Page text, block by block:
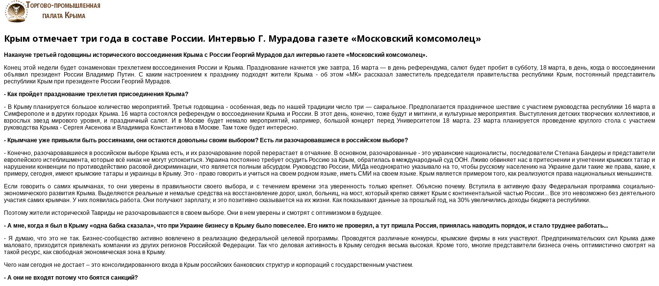
Крым отмечает три года в составе России. Интервью Г. Мурадова газете «Московский комсомолец»
Накануне третьей годовщины исторического воссоединения Крыма с России Георгий Мурадов дал интервью газете «Московский комсомолец».
Конец этой недели будет ознаменован трехлетием воссоединения России и Крыма. Празднование начнется уже завтра, 16 марта — в день референдума, салют будет пробит в субботу, 18 марта, в день, когда о воссоединении
объявил президент России Владимир Путин. С каким настроением к празднику подходят жители Крыма - об этом «МК» рассказал заместитель председателя правительства республики Крым, постоянный представитель
республики Крым при президенте России Георгий Мурадов.
- Как пройдет празднование трехлетия присоединения Крыма?
- В Крыму планируется большое количество мероприятий. Третья годовщина - особенная, ведь по нашей традиции число три — сакральное. Предполагается праздничное шествие с участием руководства республики 16 марта в
Симферополе и в других городах Крыма. 16 марта состоялся референдум о воссоединении Крыма и России. В этот день, конечно, тоже будут и митинги, и культурные мероприятия. Выступления детских творческих коллективов, и
взрослых звезд мирового уровня, и праздничный салют. И в Москве будет немало мероприятий, например, большой концерт перед Университетом 18 марта. 23 марта планируется проведение круглого стола с участием
руководства Крыма - Сергея Аксенова и Владимира Константинова в Москве. Там тоже будет интересно.
- Крымчане уже привыкли быть россиянами, они остаются довольны своим выбором? Есть ли разочаровавшиеся в российском выборе?
- Конечно, разочаровавшиеся в российском выборе Крыма есть, и их разочарование порой перерастает в отчаяние. В основном, разочарованные - это украинские националисты, последователи Степана Бандеры и представители
европейского истеблишмента, которые всё никак не могут успокоиться. Украина постоянно требует осудить Россию за Крым, обратилась в международный суд ООН. Лживо обвиняет нас в притеснении и угнетении крымских татар и
нарушении конвенции по противодействию расовой дискриминации, что является полным абсурдом. Руководство России, МИДа неоднократно указывало на то, чтобы русскому населению на Украине дали такие же права, какие, к
примеру, сегодня, имеют крымские татары и украинцы в Крыму. Это - право говорить и учиться на своем родном языке, иметь СМИ на своем языке. Крым является примером того, как реализуются права национальных меньшинств.
Если говорить о самих крымчанах, то они уверены в правильности своего выбора, и с течением времени эта уверенность только крепнет. Объясню почему. Вступила в активную фазу Федеральная программа социально-
экономического развития Крыма. Выделяются реальные и немалые средства на восстановление дорог, школ, больниц, на мост, который крепко свяжет Крым с континентальной частью России... Все это невозможно без деятельного
участия самих крымчан. У них появилась работа. Они получают зарплату, и это позитивно сказывается на их жизни. Как показывают данные за прошлый год, на 30% увеличились доходы бюджета республики.
Поэтому жители исторической Тавриды не разочаровываются в своем выборе. Они в нем уверены и смотрят с оптимизмом в будущее.
- А мне, когда я был в Крыму «одна бабка сказала», что при Украине бизнесу в Крыму было повеселее. Его никто не проверял, а тут пришла Россия, принялась наводить порядок, и стало труднее работать...
- Я думаю, что это не так. Бизнес-сообщество активно вовлечено в реализацию федеральной целевой программы. Проводятся различные конкурсы, крымские фирмы в них участвуют. Предпринимательских сил Крыма даже
маловато, приходится привлекать компании из других регионов Российской Федерации. Так что деловая активность в Крыму сегодня весьма высокая. Кроме того, многие представители бизнеса очень оптимистично смотрят на
такой ресурс, как свободная экономическая зона в Крыму.
Чего нам сегодня не достает – это консолидированного входа в Крым российских банковских структур и корпораций с государственным участием.
- А они не входят потому что боятся санкций?